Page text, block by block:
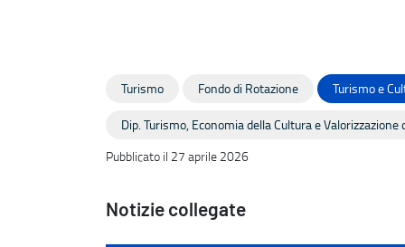
Turismo Fondo di Rotazione Turismo e
Dip. Turismo, Economia della Cultura e
Pubblicato il 27 aprile 2026
Notizie collegate